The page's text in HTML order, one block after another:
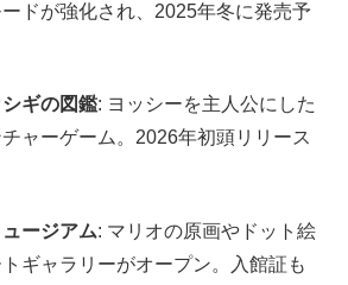
ドが強化され、2025年冬に発売予
ギの図鑑: ヨッシーを主人公にした
ャーゲーム。2026年初頭リリース
ージアム: マリオの原画やドット絵
ギャラリーがオープン。入館証も